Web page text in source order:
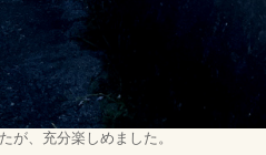
が、充分楽しめました。